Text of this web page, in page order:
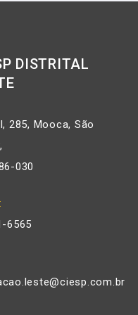
DISTRITAL
285, Mooca, São
030
6565